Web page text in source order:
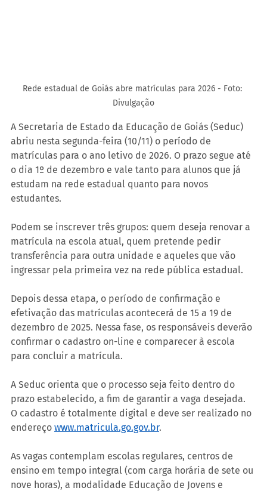
Rede estadual de Goiás abre matrículas para 2026 - Foto:
Divulgação
A Secretaria de Estado da Educação de Goiás (Seduc)
abriu nesta segunda-feira (10/11) o período de
matrículas para o ano letivo de 2026. O prazo segue até
o dia 1º de dezembro e vale tanto para alunos que já
estudam na rede estadual quanto para novos
estudantes.
Podem se inscrever três grupos: quem deseja renovar a
matrícula na escola atual, quem pretende pedir
transferência para outra unidade e aqueles que vão
ingressar pela primeira vez na rede pública estadual.
Depois dessa etapa, o período de confirmação e
efetivação das matrículas acontecerá de 15 a 19 de
dezembro de 2025. Nessa fase, os responsáveis deverão
confirmar o cadastro on-line e comparecer à escola
para concluir a matrícula.
A Seduc orienta que o processo seja feito dentro do
prazo estabelecido, a fim de garantir a vaga desejada.
O cadastro é totalmente digital e deve ser realizado no
endereço www.matricula.go.gov.br.
As vagas contemplam escolas regulares, centros de
ensino em tempo integral (com carga horária de sete ou
nove horas), a modalidade Educação de Jovens e